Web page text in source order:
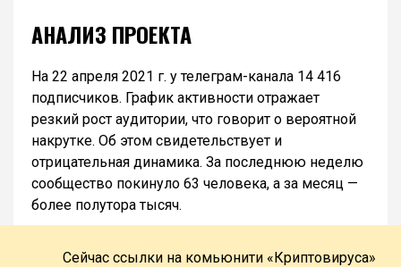
АНАЛИЗ ПРОЕКТА
На 22 апреля 2021 г. у телеграм-канала 14 416
подписчиков. График активности отражает
резкий рост аудитории, что говорит о вероятной
накрутке. Об этом свидетельствует и
отрицательная динамика. За последнюю неделю
сообщество покинуло 63 человека, а за месяц —
более полутора тысяч.
Сейчас ссылки на комьюнити «Криптовируса»